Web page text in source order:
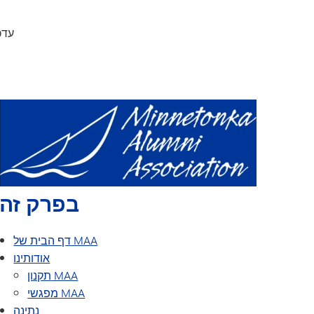
בפרק זה
דף הבית של MAA
אודותינו
תקנון MAA
מפגשי MAA
נתינה